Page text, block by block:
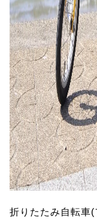
折りたたみ自転車